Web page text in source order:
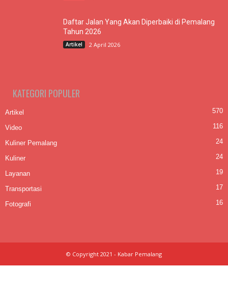
Daftar Jalan Yang Akan Diperbaiki di Pemalang
Tahun 2026
Artikel 2 April 2026
KATEGORI POPULER
Artikel 570
Video 116
Kuliner Pemalang 24
Kuliner 24
Layanan 19
Transportasi 17
Fotografi 16
© Copyright 2021 - Kabar Pemalang